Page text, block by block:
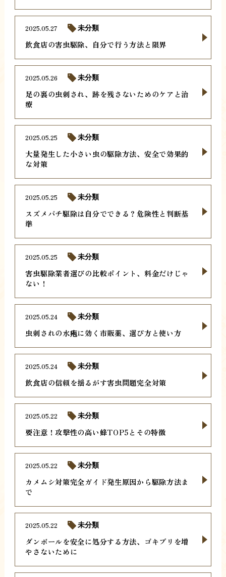
飲食店の害虫駆除、自分で行う方法と限界
2025.05.27 未分類
足の裏の虫刺され、跡を残さないためのケアと治
療
2025.05.26 未分類
大量発生した小さい虫の駆除方法、安全で効果的
な対策
2025.05.25 未分類
スズメバチ駆除は自分でできる？危険性と判断基
準
2025.05.25 未分類
害虫駆除業者選びの比較ポイント、料金だけじゃ
ない！
2025.05.25 未分類
虫刺されの水疱に効く市販薬、選び方と使い方
2025.05.24 未分類
飲食店の信頼を揺るがす害虫問題完全対策
2025.05.24 未分類
要注意！攻撃性の高い蜂TOP5とその特徴
2025.05.22 未分類
カメムシ対策完全ガイド発生原因から駆除方法ま
で
2025.05.22 未分類
ダンボールを安全に処分する方法、ゴキブリを増
やさないために
2025.05.22 未分類